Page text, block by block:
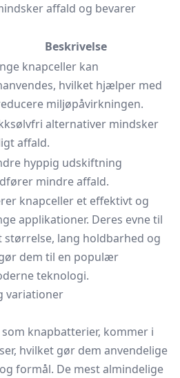
affald og bevarer
Beskrivelse
knapceller kan
hvilket hjælper med
miljøpåvirkningen.
alternativer mindsker
affald.
hyppig udskiftning
mindre affald.
knapceller et effektivt og
applikationer. Deres evne til
lang holdbarhed og
dem til en populær
teknologi.
variationer
knapbatterier, kommer i
hvilket gør dem anvendelige
formål. De mest almindelige